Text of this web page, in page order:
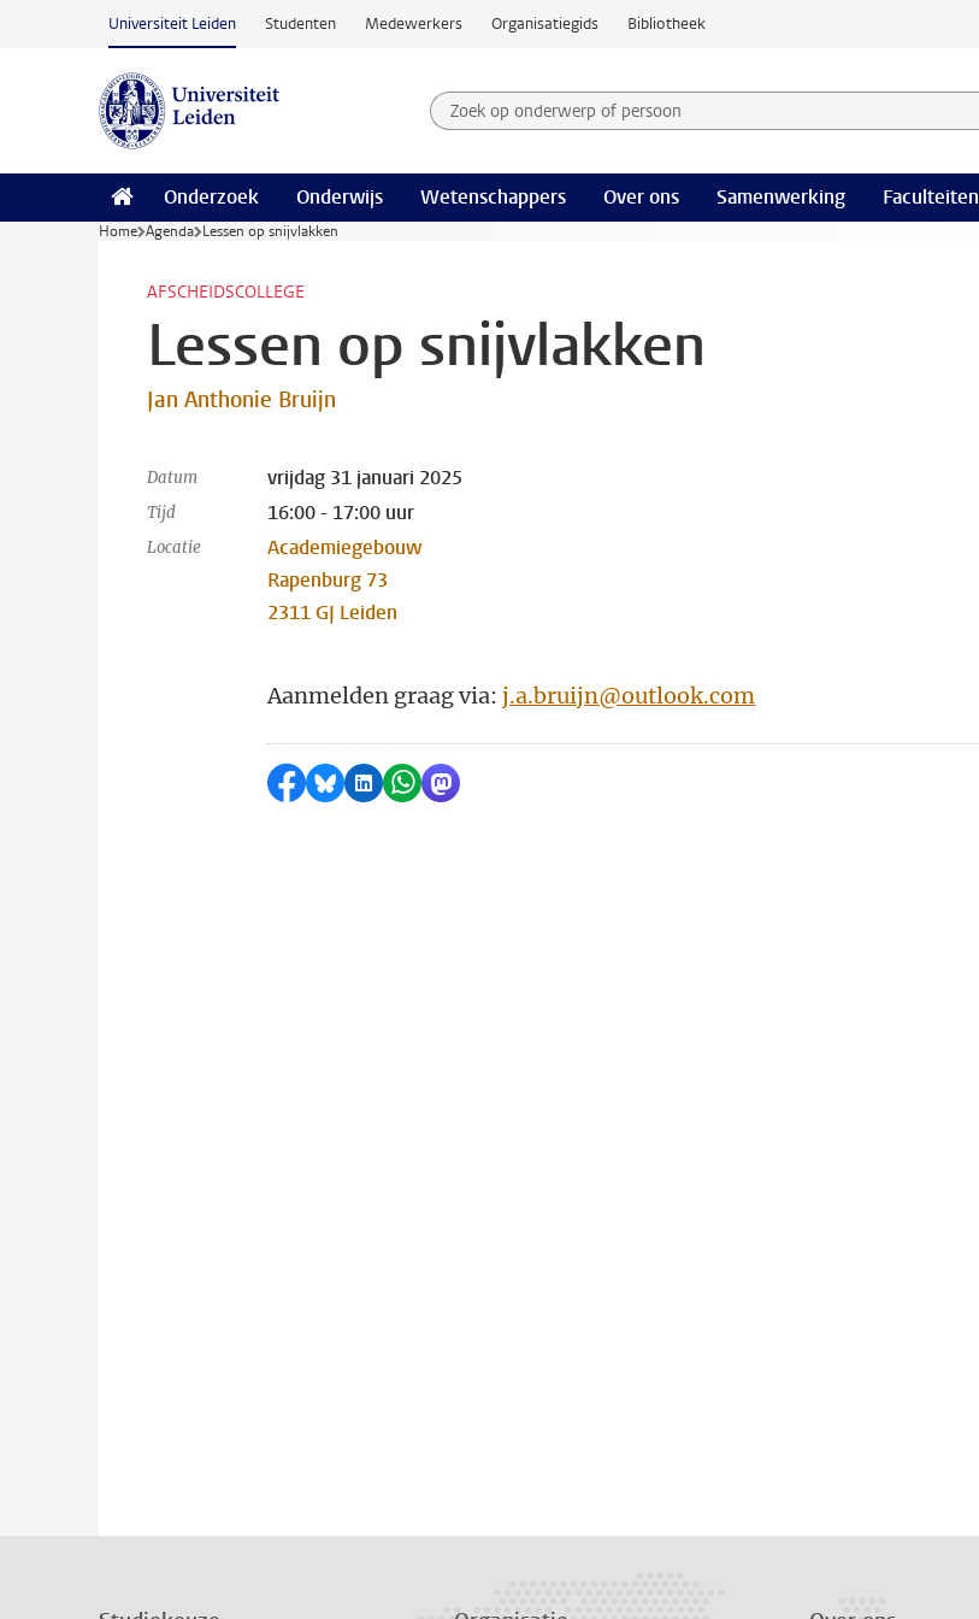
Ga naar hoofdinhoud
Universiteit Leiden Studenten Medewerkers Organisatiegids Bibliotheek
Zoek op onderwerp of persoon en selecteer categorie
Zoekterm
Onderzoek Onderwijs Wetenschappers Over ons Samenwerking Faculteiten
Home Agenda Lessen op snijvlakken
AFSCHEIDSCOLLEGE
Lessen op snijvlakken
Jan Anthonie Bruijn
Datum vrijdag 31 januari 2025
Tijd 16:00 - 17:00 uur
Locatie
Academiegebouw
Rapenburg 73
2311 GJ Leiden
Aanmelden graag via:j.a.bruijn@outlook.com
Delen op Facebook
Delen via Bluesky
Delen op LinkedIn
Delen via WhatsApp
Delen via Mastodon